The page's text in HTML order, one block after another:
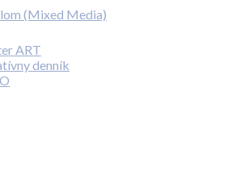
(Mixed Media)
ART
denník